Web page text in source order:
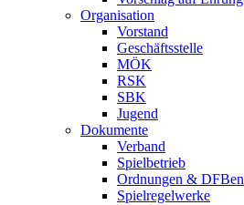
Organisation
Vorstand
Geschäftsstelle
MÖK
RSK
SBK
Jugend
Dokumente
Verband
Spielbetrieb
Ordnungen & DFBen
Spielregelwerke